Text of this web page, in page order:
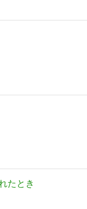
たとき